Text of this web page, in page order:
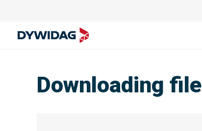
Downloading file